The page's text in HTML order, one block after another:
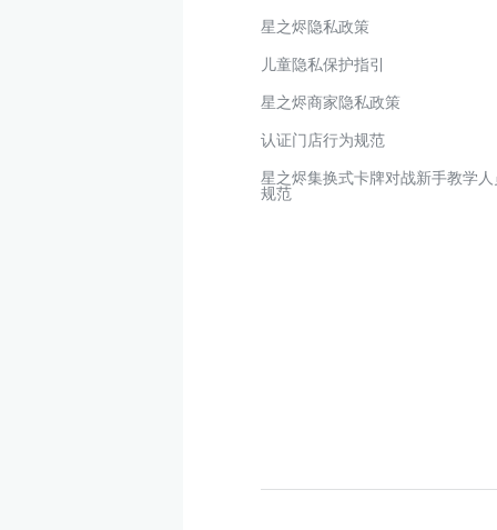
星之烬隐私政策
儿童隐私保护指引
星之烬商家隐私政策
认证门店行为规范
星之烬集换式卡牌对战新手教学
规范